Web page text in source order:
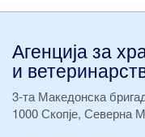
Агенција за
и
3-та Македонска
1000 Скопје, Северна